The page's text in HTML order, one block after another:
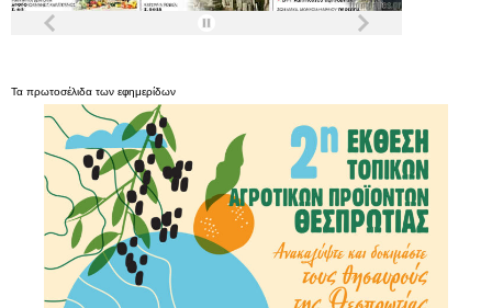
Τα πρωτοσέλιδα των εφημερίδων